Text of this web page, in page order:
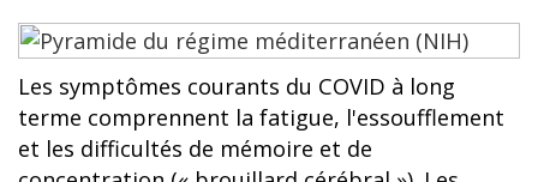
Les symptômes courants du COVID à long
terme comprennent la fatigue, l'essoufflement
et les difficultés de mémoire et de